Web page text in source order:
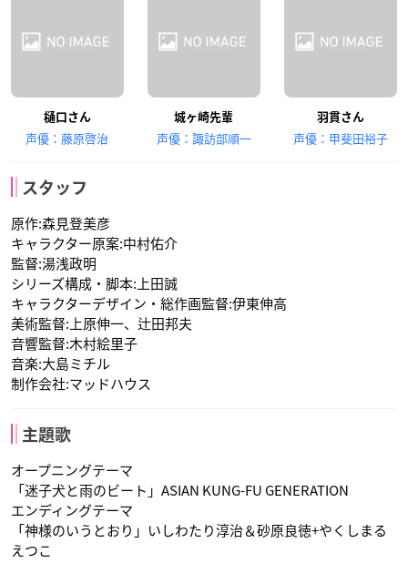
樋口さん
声優：藤原啓治
城ヶ崎先輩
声優：諏訪部順一
羽貫さん
声優：甲斐田裕子
スタッフ
原作:森見登美彦
キャラクター原案:中村佑介
監督:湯浅政明
シリーズ構成・脚本:上田誠
キャラクターデザイン・総作画監督:伊東伸高
美術監督:上原伸一、辻田邦夫
音響監督:木村絵里子
音楽:大島ミチル
制作会社:マッドハウス
主題歌
オープニングテーマ
「迷子犬と雨のビート」ASIAN KUNG-FU GENERATION
エンディングテーマ
「神様のいうとおり」いしわたり淳治＆砂原良徳+やくしまる
えつこ